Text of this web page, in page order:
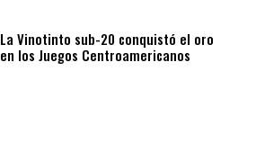
La Vinotinto sub-20 conquistó el oro
en los Juegos Centroamericanos